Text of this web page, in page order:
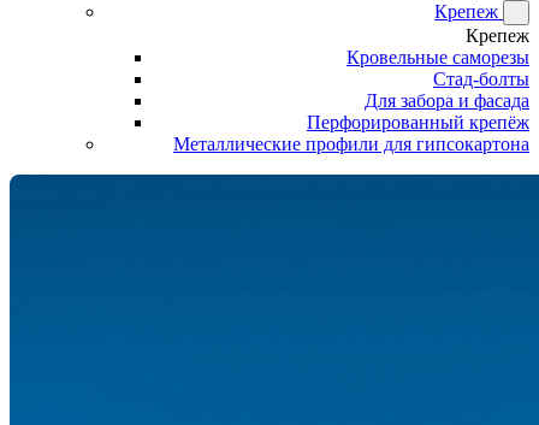
Крепеж
Крепеж
Кровельные саморезы
Стад-болты
Для забора и фасада
Перфорированный крепёж
Металлические профили для гипсокартона